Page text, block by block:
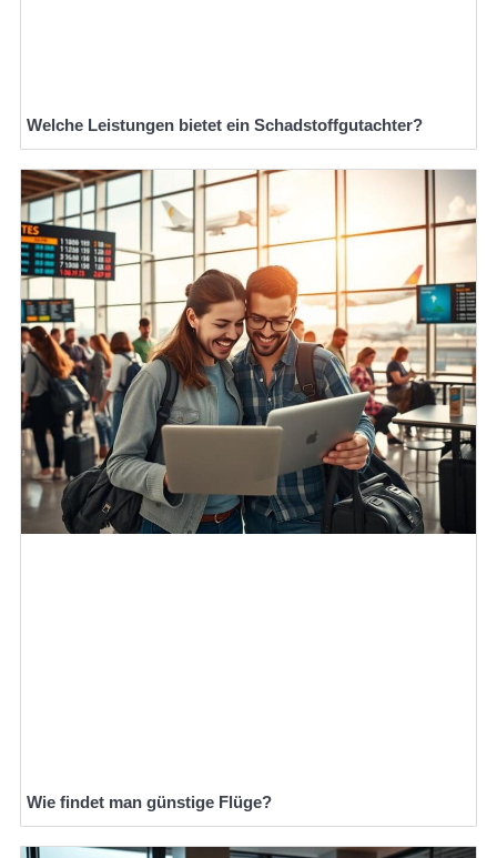
Welche Leistungen bietet ein Schadstoffgutachter?
Wie findet man günstige Flüge?